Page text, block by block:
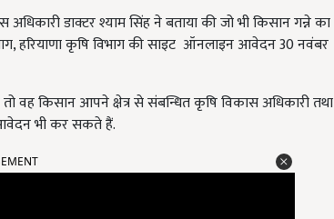
डाक्टर श्याम सिंह ने बताया की जो भी किसान गन्ने का
हरियाणा कृषि विभाग की साइट ऑनलाइन आवेदन 30 नवंबर
वह किसान आपने क्षेत्र से संबन्धितकृषि विकास अधिकारी तथा
भी कर सकते हैं.